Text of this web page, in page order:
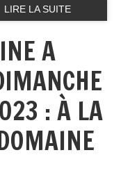
LIRE LA SUITE
A
: À LA